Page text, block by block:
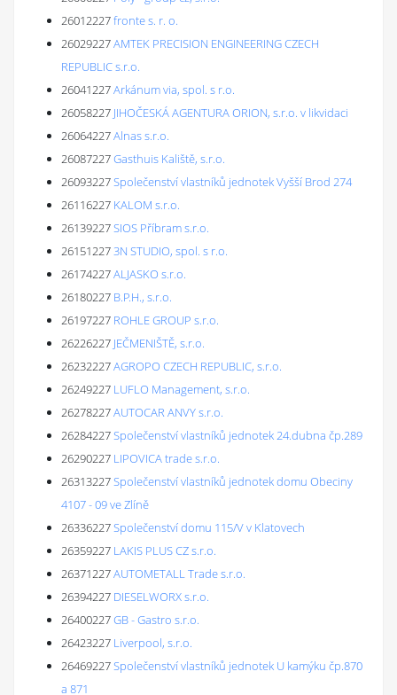
26012227fronte s. r. o.
26029227AMTEK PRECISION ENGINEERING CZECH
REPUBLIC s.r.o.
26041227Arkánum via, spol. s r.o.
26058227 JIHOČESKÁ AGENTURA ORION, s.r.o. v likvidaci
26064227Alnas s.r.o.
26087227Gasthuis Kaliště, s.r.o.
26093227Společenství vlastníků jednotek Vyšší Brod 274
26116227 KALOM s.r.o.
26139227SIOS Příbram s.r.o.
261512273N STUDIO, spol. s r.o.
26174227ALJASKO s.r.o.
26180227 B.P.H., s.r.o.
26197227 ROHLE GROUP s.r.o.
26226227 JEČMENIŠTĚ, s.r.o.
26232227AGROPO CZECH REPUBLIC, s.r.o.
26249227 LUFLO Management, s.r.o.
26278227AUTOCAR ANVY s.r.o.
26284227Společenství vlastníků jednotek 24.dubna čp.289
26290227 LIPOVICA trade s.r.o.
26313227Společenství vlastníků jednotek domu Obeciny
4107 - 09 ve Zlíně
26336227Společenství domu 115/V v Klatovech
26359227 LAKIS PLUS CZ s.r.o.
26371227AUTOMETALL Trade s.r.o.
26394227 DIESELWORX s.r.o.
26400227GB - Gastro s.r.o.
26423227 Liverpool, s.r.o.
26469227Společenství vlastníků jednotek U kamýku čp.870
a 871